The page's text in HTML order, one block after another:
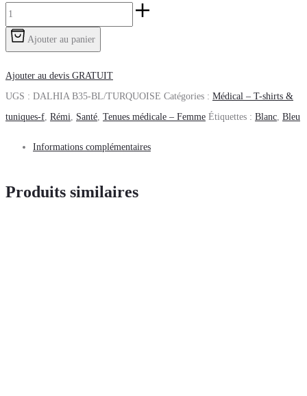
Ajouter au panier
Ajouter au devis GRATUIT
UGS : DALHIA B35-BL/TURQUOISE Catégories : Médical – T-shirts &
tuniques-f Rémi Santé Tenues médicale – Femme Étiquettes : Blanc Bleu
Informations complémentaires
Produits similaires